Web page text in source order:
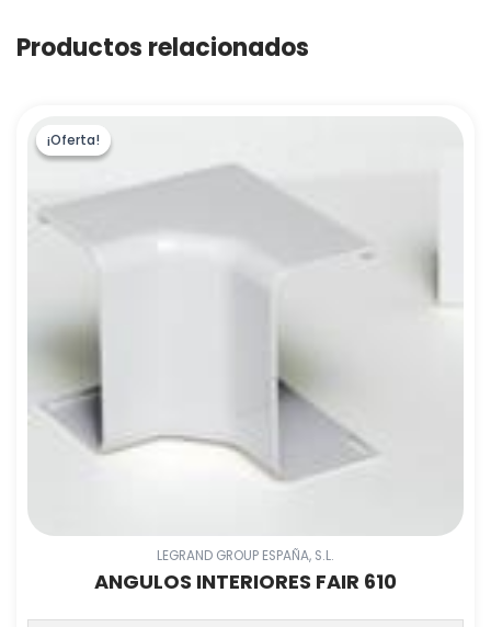
Productos relacionados
¡Oferta!
¡Oferta!
LEGRAND GROUP ESPAÑA, S.L.
ANGULOS INTERIORES FAIR 610